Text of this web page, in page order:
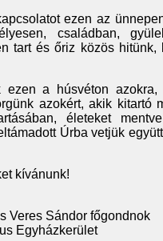
ezen az
családban,
tart és őriz közös
ezen a húsvéton
azokért, akik kitartó
életeket
Úrba vetjük
kívánunk!
Veres Sándor főgondnok
Egyházkerület